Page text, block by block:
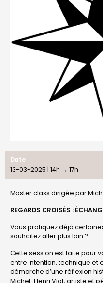
Master class dirigée par
REGARDS CROISÉS :
Vous pratiquez déjà
souhaitez aller plus loin ?
Cette session est faite pour
entre intention, technique et
démarche d’une réflexion
Michel-Henri Viot, artiste et
Date
13-03-2025 | 14h → 17h